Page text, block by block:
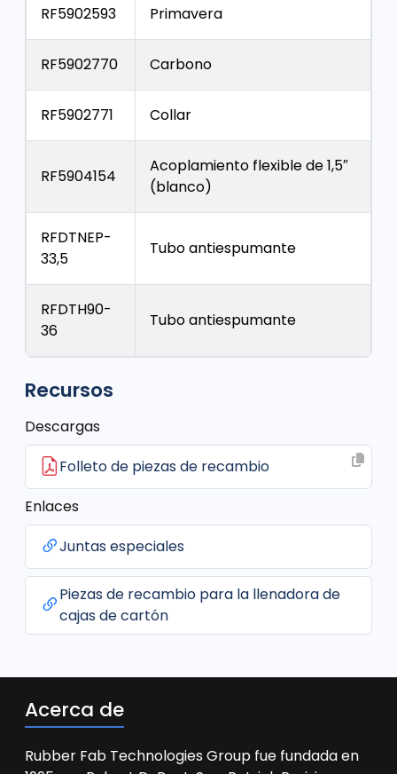
RF5902593 Primavera
RF5902770 Carbono
RF5902771 Collar
RF5904154
Acoplamiento flexible de 1,5″
(blanco)
RFDTNEP-
33,5
Tubo antiespumante
RFDTH90-
36
Tubo antiespumante
Recursos
Descargas
Folleto de piezas de recambio
Enlaces
Juntas especiales
Piezas de recambio para la llenadora de
cajas de cartón
Acerca de
Rubber Fab Technologies Group fue fundada en